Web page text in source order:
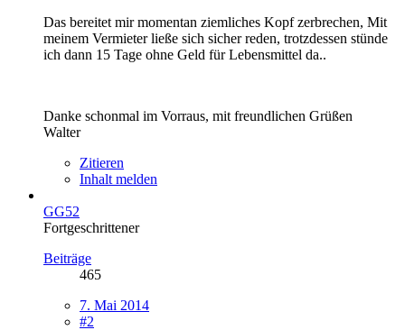
Das bereitet mir momentan ziemliches Kopf zerbrechen, Mit
meinem Vermieter ließe sich sicher reden, trotzdessen stünde
ich dann 15 Tage ohne Geld für Lebensmittel da..
Danke schonmal im Vorraus, mit freundlichen Grüßen
Walter
Zitieren
Inhalt melden
GG52
Fortgeschrittener
Beiträge
465
7. Mai 2014
#2